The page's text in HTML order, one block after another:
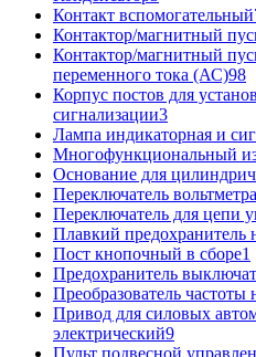
Контакт вспомогательный
Контактор/магнитный
Контактор/магнитный
переменного тока (АС)98
Корпус постов для
сигнализации3
Лампа индикаторная и
Многофункциональный
Основание для
Переключатель вольтметра
Переключатель для цепи
Плавкий предохранитель
Пост кнопочный в сборе1
Предохранитель
Преобразователь
Привод для силовых
электрический9
Пульт подвесной